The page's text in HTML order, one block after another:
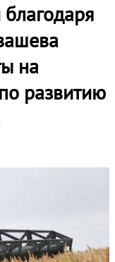
на
развитию